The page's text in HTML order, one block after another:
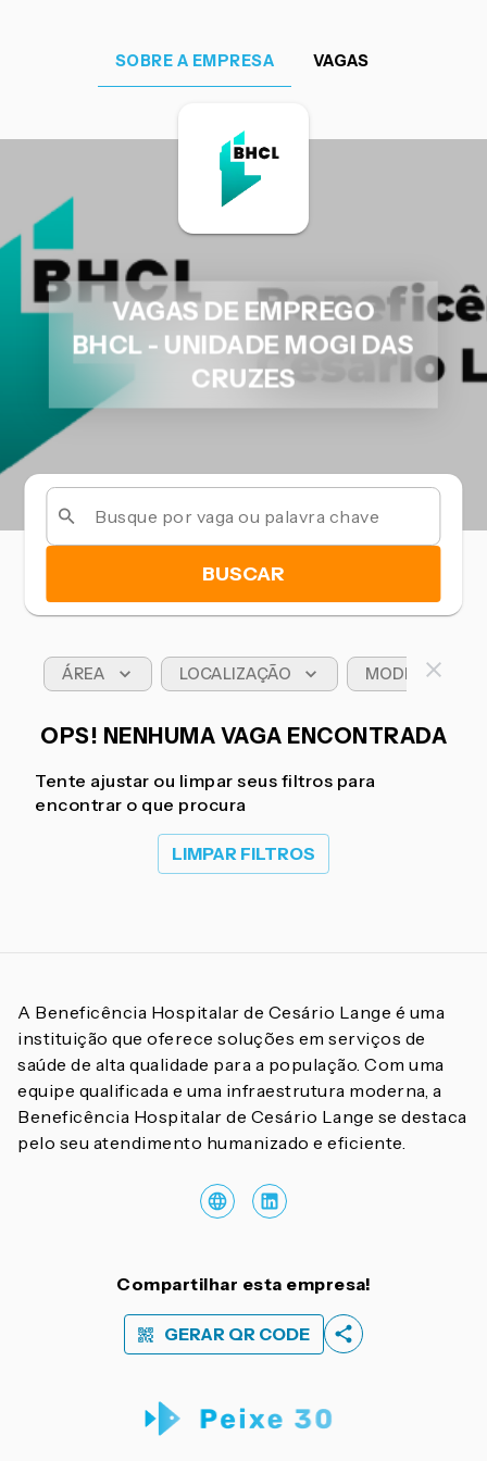
SOBRE A EMPRESA VAGAS
VAGAS DE EMPREGO
BHCL - UNIDADE MOGI DAS
CRUZES
BUSCAR
ÁREA LOCALIZAÇÃO MODELO DE
OPS! NENHUMA VAGA ENCONTRADA
Tente ajustar ou limpar seus filtros para
encontrar o que procura
LIMPAR FILTROS
A Beneficência Hospitalar de Cesário Lange é uma
instituição que oferece soluções em serviços de
saúde de alta qualidade para a população. Com uma
equipe qualificada e uma infraestrutura moderna, a
Beneficência Hospitalar de Cesário Lange se destaca
pelo seu atendimento humanizado e eficiente.
Compartilhar esta empresa!
GERAR QR CODE